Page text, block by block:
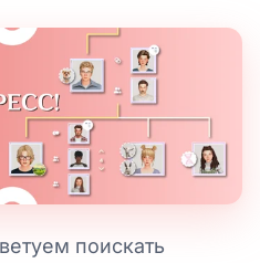
поискать